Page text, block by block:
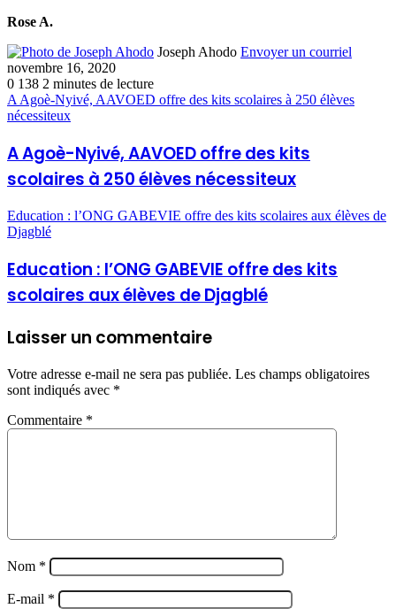
Rose A.
Joseph Ahodo Envoyer un courriel
novembre 16, 2020
0 138 2 minutes de lecture
A Agoè-Nyivé, AAVOED offre des kits scolaires à 250 élèves
nécessiteux
A Agoè-Nyivé, AAVOED offre des kits
scolaires à 250 élèves nécessiteux
Education : l’ONG GABEVIE offre des kits scolaires aux élèves de
Djagblé
Education : l’ONG GABEVIE offre des kits
scolaires aux élèves de Djagblé
Laisser un commentaire
Votre adresse e-mail ne sera pas publiée. Les champs obligatoires
sont indiqués avec *
Commentaire *
Nom *
E-mail *